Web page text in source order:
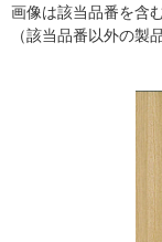
画像は該当品番を含
（該当品番以外の製